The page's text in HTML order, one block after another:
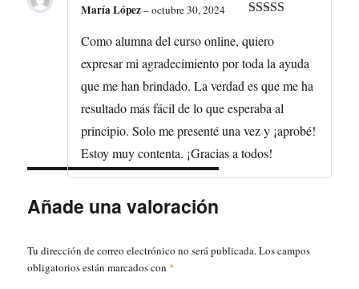
5de 5
María López–octubre 30, 2024
Como alumna del curso online, quiero
expresar mi agradecimiento por toda la ayuda
que me han brindado. La verdad es que me ha
resultado más fácil de lo que esperaba al
principio. Solo me presenté una vez y ¡aprobé!
Estoy muy contenta. ¡Gracias a todos!
Añade una valoración
Tu dirección de correo electrónico no será publicada.Los campos
obligatorios están marcados con *